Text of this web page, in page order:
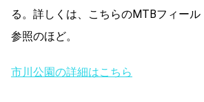
る。詳しくは、こちらのMTBフィー
参照のほど。
市川公園の詳細はこちら